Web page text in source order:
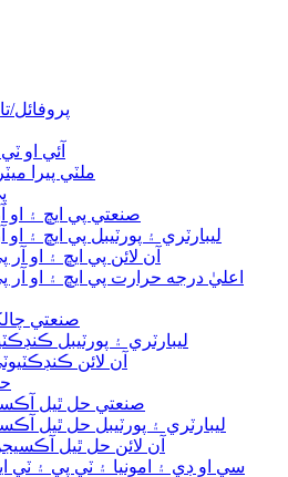
پروفائل/
آئي او
ملٽي پيرا
صنعتي پي ايڇ ۽ او
ليبارٽري ۽ پورٽيبل پي ايڇ ۽ او
آن لائن پي ايڇ ۽ او
اعليٰ درجه حرارت پي ايڇ ۽ او آر
صنعتي
ليبارٽري ۽ پورٽيبل
آن لائن
صنعتي حل ٿيل
ليبارٽري ۽ پورٽيبل حل ٿيل
آن لائن حل ٿيل
سي او ڊي ۽ امونيا ۽ ٽي پي ۽ ٽي